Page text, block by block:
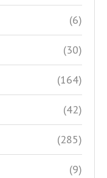
(6)
(30)
(164)
(42)
(285)
(9)